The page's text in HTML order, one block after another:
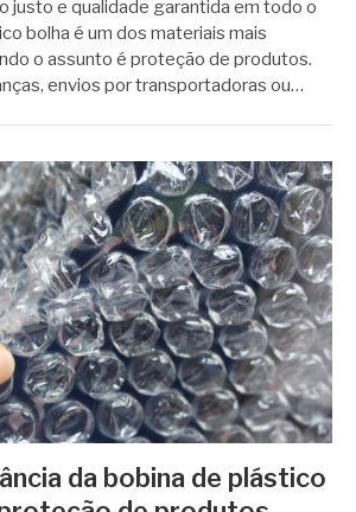
justo e qualidade garantida em todo o
bolha é um dos materiais mais
o assunto é proteção de produtos.
envios por transportadoras ou…
da bobina de plástico